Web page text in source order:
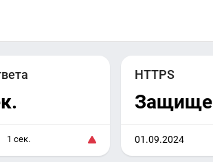
1 сек.
HTTPS
01.09.2024